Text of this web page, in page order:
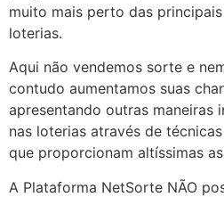
muito mais perto das
loterias.
Aqui não vendemos sorte e
contudo aumentamos suas
apresentando outras maneiras
nas loterias através de
que proporcionam altíssimas
A Plataforma NetSorte NÃO